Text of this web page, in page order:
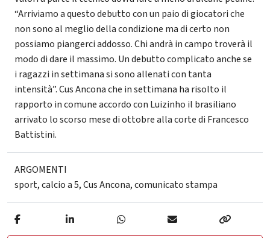
“Arriviamo a questo debutto con un paio di giocatori che
non sono al meglio della condizione ma di certo non
possiamo piangerci addosso. Chi andrà in campo troverà il
modo di dare il massimo. Un debutto complicato anche se
i ragazzi in settimana si sono allenati con tanta
intensità”. Cus Ancona che in settimana ha risolto il
rapporto in comune accordo con Luizinho il brasiliano
arrivato lo scorso mese di ottobre alla corte di Francesco
Battistini.
ARGOMENTI
sport,calcio a 5,Cus Ancona,comunicato stampa